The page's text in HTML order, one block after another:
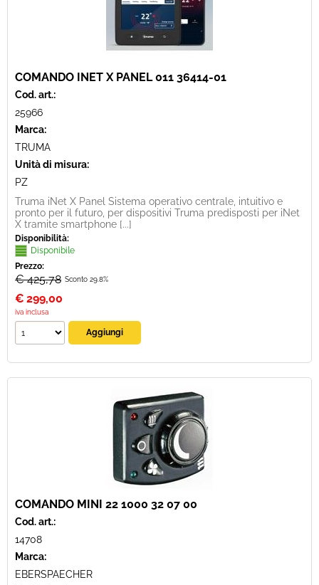
COMANDO INET X PANEL 011 36414-01
Cod. art.:
25966
Marca:
TRUMA
Unità di misura:
PZ
Truma iNet X Panel Sistema operativo centrale, intuitivo e
pronto per il futuro, per dispositivi Truma predisposti per iNet
X tramite smartphone [...]
Disponibilità:
Disponibile
Prezzo:
€ 425,78 Sconto 29.8%
€ 299,00
iva inclusa
COMANDO MINI 22 1000 32 07 00
Cod. art.:
14708
Marca:
EBERSPAECHER